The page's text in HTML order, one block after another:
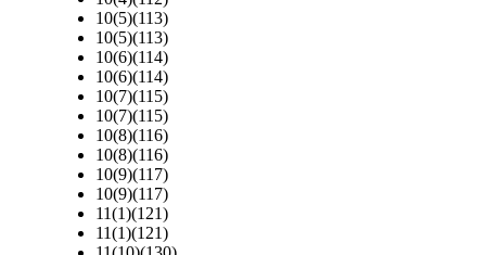
10(5)(113)
10(5)(113)
10(6)(114)
10(6)(114)
10(7)(115)
10(7)(115)
10(8)(116)
10(8)(116)
10(9)(117)
10(9)(117)
11(1)(121)
11(1)(121)